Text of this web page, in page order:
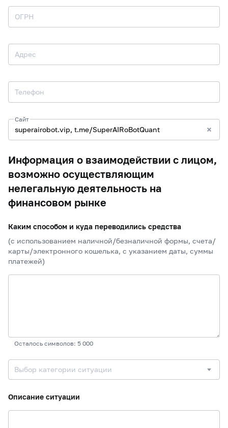
ОГРН
Адрес
Телефон
Сайт
Информация о взаимодействии с лицом,
возможно осуществляющим
нелегальную деятельность на
финансовом рынке
Каким способом и куда переводились средства
(с использованием наличной/безналичной формы, счета/
карты/электронного кошелька, с указанием даты, суммы
платежей)
Осталось символов: 5 000
Выбор категории ситуации
Описание ситуации